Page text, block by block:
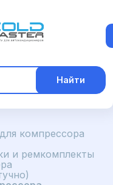
Найти
компрессора
и ремкомплекты